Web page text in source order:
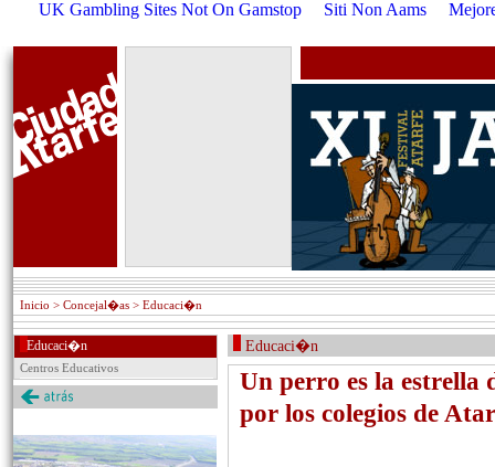
UK Gambling Sites Not On Gamstop Siti Non Aams
Inicio > Concejal�as > Educaci�n
Educaci�n
Centros Educativos
Educaci�n
Un perro es la estrella
por los colegios de